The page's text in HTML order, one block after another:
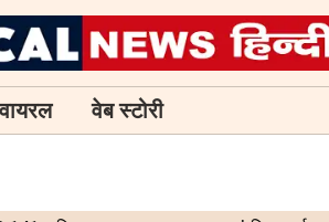
वायरल वेब स्टोरी